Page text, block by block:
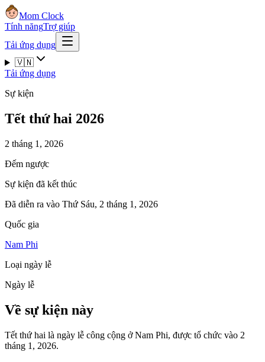
Mom Clock
Tính năngTrợ giúp
Tải ứng dụng
🇻🇳
Tải ứng dụng
Sự kiện
Tết thứ hai 2026
2 tháng 1, 2026
Đếm ngược
Sự kiện đã kết thúc
Đã diễn ra vào Thứ Sáu, 2 tháng 1, 2026
Quốc gia
Nam Phi
Loại ngày lễ
Ngày lễ
Về sự kiện này
Tết thứ hai là ngày lễ công cộng ở Nam Phi, được tổ chức vào 2
tháng 1, 2026.